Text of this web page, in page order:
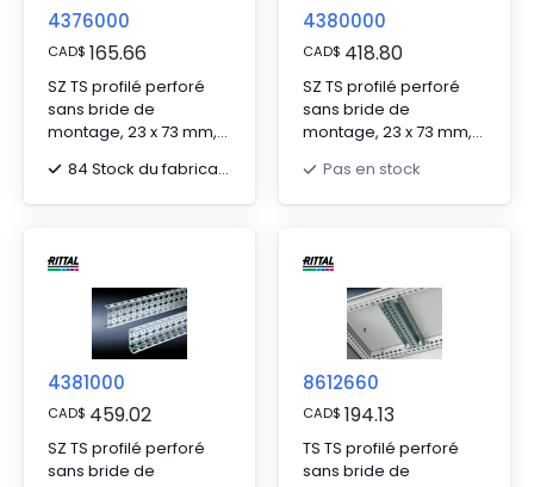
4376000
CAD$ 165.66
SZ TS profilé perforé
sans bride de
montage, 23 x 73 mm,
600 mm, L : 495 mm
84 Stock du fabricant
4380000
CAD$ 418.80
SZ TS profilé perforé
sans bride de
montage, 23 x 73 mm,
2000 mm, L : 1895 mm
Pas en stock
4381000
CAD$ 459.02
SZ TS profilé perforé
sans bride de
8612660
CAD$ 194.13
TS TS profilé perforé
sans bride de